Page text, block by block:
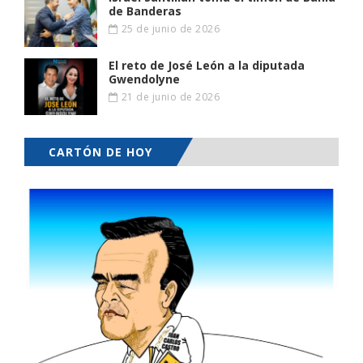
de Banderas
25 de junio de 2026
El reto de José León a la diputada
Gwendolyne
21 de junio de 2026
CARTÓN DE HOY